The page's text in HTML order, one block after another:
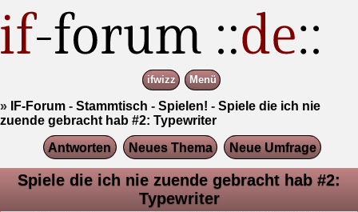
ifwizz Menü
» IF-Forum - Stammtisch - Spielen! - Spiele die ich nie
zuende gebracht hab #2: Typewriter
Antworten
Neues Thema Neue Umfrage
Spiele die ich nie zuende gebracht hab #2:
Typewriter